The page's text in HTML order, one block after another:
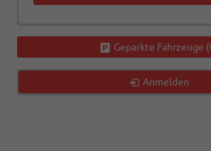
Geparkte Fahrzeuge (
Anmelden